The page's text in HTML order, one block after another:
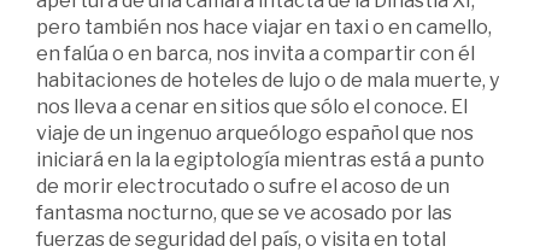
pero también nos hace viajar en taxi o en camello,
en falúa o en barca, nos invita a compartir con él
habitaciones de hoteles de lujo o de mala muerte, y
nos lleva a cenar en sitios que sólo el conoce. El
viaje de un ingenuo arqueólogo español que nos
iniciará en la la egiptología mientras está a punto
de morir electrocutado o sufre el acoso de un
fantasma nocturno, que se ve acosado por las
fuerzas de seguridad del país, o visita en total